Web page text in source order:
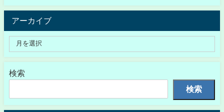
アーカイブ
検索
検索